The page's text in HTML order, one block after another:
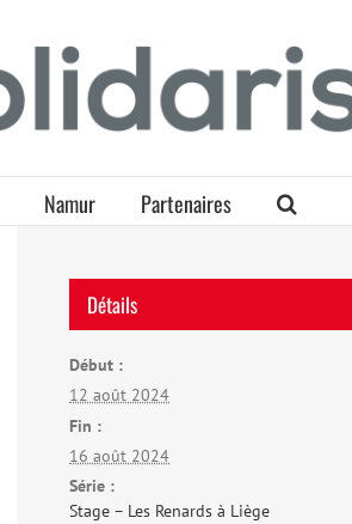
Namur Partenaires
Détails
Début :
12 août 2024
Fin :
16 août 2024
Série :
Stage – Les Renards à Liège